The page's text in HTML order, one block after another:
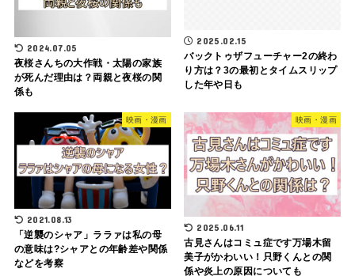
2024.07.05
夜桜さんちの大作戦・太陽の家族
が死んだ理由は？両親と夜桜の関
係も
2025.02.15
バックトゥザフューチャー2の終わ
り方は？3の最初とタイムスリップ
した年や日も
映画・漫画
2021.08.13
「逆襲のシャア」ララァは私の母
の意味は?シャアとの年齢差や関係
などを考察
映画・漫画
2025.06.11
古見さんはコミュ症です万場木留
美子がかわいい！只野くんとの関
係や炎上の原因についても